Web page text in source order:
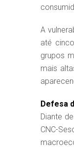
A
até
grupos
mais
Defesa
Diante
CNC-